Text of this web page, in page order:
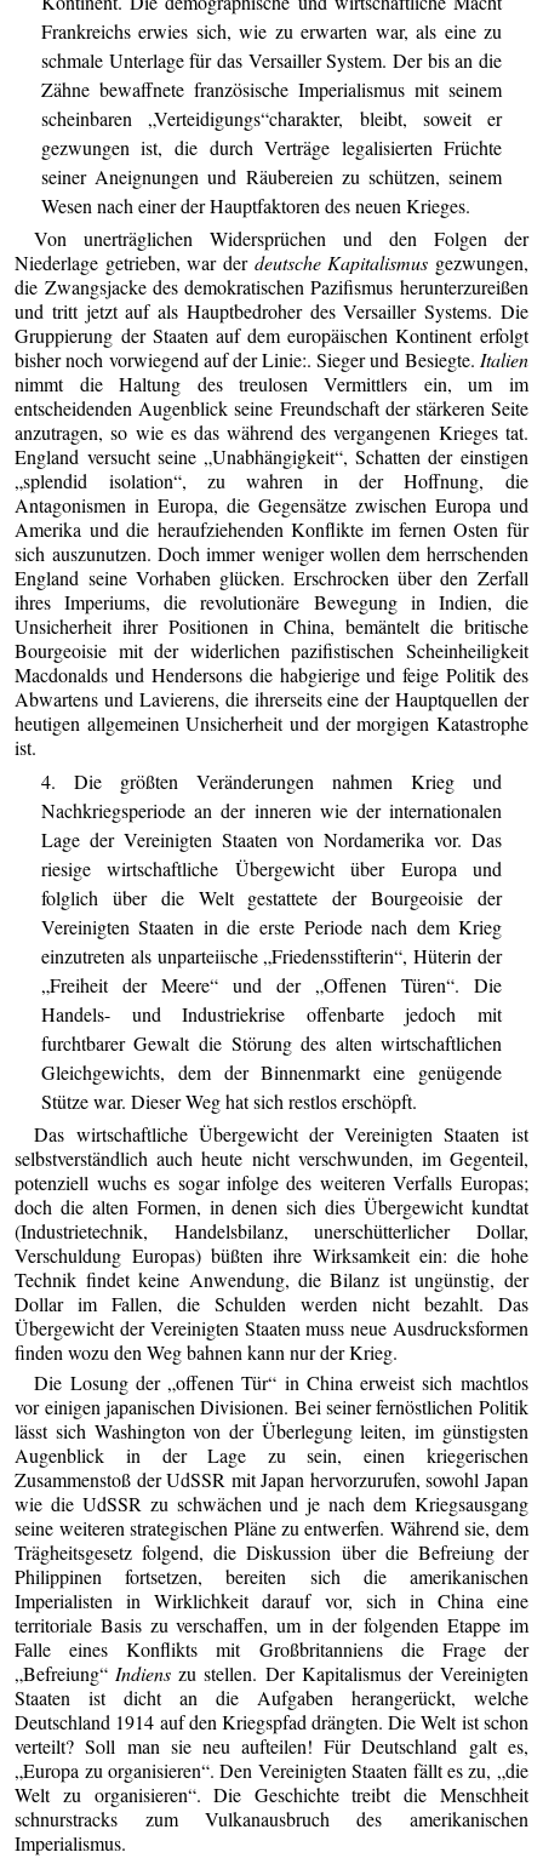
Frankreichs erwies sich, wie zu erwarten war, als eine zu
schmale Unterlage für das Versailler System. Der bis an die
Zähne bewaffnete französische Imperialismus mit seinem
scheinbaren „Verteidigungs“charakter, bleibt, soweit er
gezwungen ist, die durch Verträge legalisierten Früchte
seiner Aneignungen und Räubereien zu schützen, seinem
Wesen nach einer der Hauptfaktoren des neuen Krieges.
Von unerträglichen Widersprüchen und den Folgen der
Niederlage getrieben, war der deutsche Kapitalismus gezwungen,
die Zwangsjacke des demokratischen Pazifismus herunterzureißen
und tritt jetzt auf als Hauptbedroher des Versailler Systems. Die
Gruppierung der Staaten auf dem europäischen Kontinent erfolgt
bisher noch vorwiegend auf der Linie:. Sieger und Besiegte. Italien
nimmt die Haltung des treulosen Vermittlers ein, um im
entscheidenden Augenblick seine Freundschaft der stärkeren Seite
anzutragen, so wie es das während des vergangenen Krieges tat.
England versucht seine „Unabhängigkeit“, Schatten der einstigen
„splendid isolation“, zu wahren in der Hoffnung, die
Antagonismen in Europa, die Gegensätze zwischen Europa und
Amerika und die heraufziehenden Konflikte im fernen Osten für
sich auszunutzen. Doch immer weniger wollen dem herrschenden
England seine Vorhaben glücken. Erschrocken über den Zerfall
ihres Imperiums, die revolutionäre Bewegung in Indien, die
Unsicherheit ihrer Positionen in China, bemäntelt die britische
Bourgeoisie mit der widerlichen pazifistischen Scheinheiligkeit
Macdonalds und Hendersons die habgierige und feige Politik des
Abwartens und Lavierens, die ihrerseits eine der Hauptquellen der
heutigen allgemeinen Unsicherheit und der morgigen Katastrophe
ist.
4. Die größten Veränderungen nahmen Krieg und
Nachkriegsperiode an der inneren wie der internationalen
Lage der Vereinigten Staaten von Nordamerika vor. Das
riesige wirtschaftliche Übergewicht über Europa und
folglich über die Welt gestattete der Bourgeoisie der
Vereinigten Staaten in die erste Periode nach dem Krieg
einzutreten als unparteiische „Friedensstifterin“, Hüterin der
„Freiheit der Meere“ und der „Offenen Türen“. Die
Handels- und Industriekrise offenbarte jedoch mit
furchtbarer Gewalt die Störung des alten wirtschaftlichen
Gleichgewichts, dem der Binnenmarkt eine genügende
Stütze war. Dieser Weg hat sich restlos erschöpft.
Das wirtschaftliche Übergewicht der Vereinigten Staaten ist
selbstverständlich auch heute nicht verschwunden, im Gegenteil,
potenziell wuchs es sogar infolge des weiteren Verfalls Europas;
doch die alten Formen, in denen sich dies Übergewicht kundtat
(Industrietechnik, Handelsbilanz, unerschütterlicher Dollar,
Verschuldung Europas) büßten ihre Wirksamkeit ein: die hohe
Technik findet keine Anwendung, die Bilanz ist ungünstig, der
Dollar im Fallen, die Schulden werden nicht bezahlt. Das
Übergewicht der Vereinigten Staaten muss neue Ausdrucksformen
finden wozu den Weg bahnen kann nur der Krieg.
Die Losung der „offenen Tür“ in China erweist sich machtlos
vor einigen japanischen Divisionen. Bei seiner fernöstlichen Politik
lässt sich Washington von der Überlegung leiten, im günstigsten
Augenblick in der Lage zu sein, einen kriegerischen
Zusammenstoß der UdSSR mit Japan hervorzurufen, sowohl Japan
wie die UdSSR zu schwächen und je nach dem Kriegsausgang
seine weiteren strategischen Pläne zu entwerfen. Während sie, dem
Trägheitsgesetz folgend, die Diskussion über die Befreiung der
Philippinen fortsetzen, bereiten sich die amerikanischen
Imperialisten in Wirklichkeit darauf vor, sich in China eine
territoriale Basis zu verschaffen, um in der folgenden Etappe im
Falle eines Konflikts mit Großbritanniens die Frage der
„Befreiung“Indiens zu stellen. Der Kapitalismus der Vereinigten
Staaten ist dicht an die Aufgaben herangerückt, welche
Deutschland 1914 auf den Kriegspfad drängten. Die Welt ist schon
verteilt? Soll man sie neu aufteilen! Für Deutschland galt es,
„Europa zu organisieren“. Den Vereinigten Staaten fällt es zu, „die
Welt zu organisieren“. Die Geschichte treibt die Menschheit
schnurstracks zum Vulkanausbruch des amerikanischen
Imperialismus.